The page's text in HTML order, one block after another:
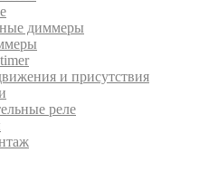
диммеры
и присутствия
реле